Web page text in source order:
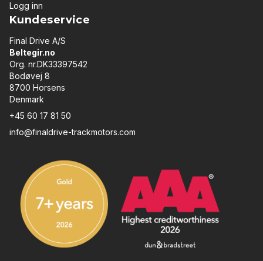
Logg inn
Kundeservice
Final Drive A/S
Beltegir.no
Org. nr.DK33397542
Bodøvej 8
8700 Horsens
Denmark
+45 60 17 81 50
info@finaldrive-trackmotors.com